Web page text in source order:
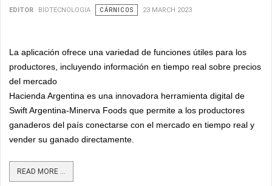
EDITOR BIOTECNOLOGIA CÁRNICOS 23 MARCH 2023
La aplicación ofrece una variedad de funciones útiles para los
productores, incluyendo información en tiempo real sobre precios
del mercado
Hacienda Argentina es una innovadora herramienta digital de
Swift Argentina-Minerva Foods que permite a los productores
ganaderos del país conectarse con el mercado en tiempo real y
vender su ganado directamente.
READ MORE ...